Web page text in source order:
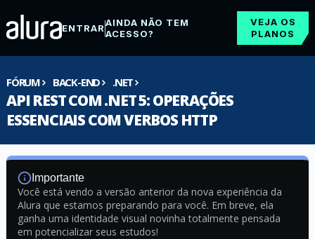
ENTRARAINDA NÃO TEM
ACESSO?
VEJA OS
PLANOS
FÓRUM BACK-END .NET
API REST COM .NET 5: OPERAÇÕES
ESSENCIAIS COM VERBOS HTTP
Importante
Você está vendo a versão anterior da nova experiência da
Alura que estamos preparando para você. Em breve, ela
ganha uma identidade visual novinha totalmente pensada
em potencializar seus estudos!